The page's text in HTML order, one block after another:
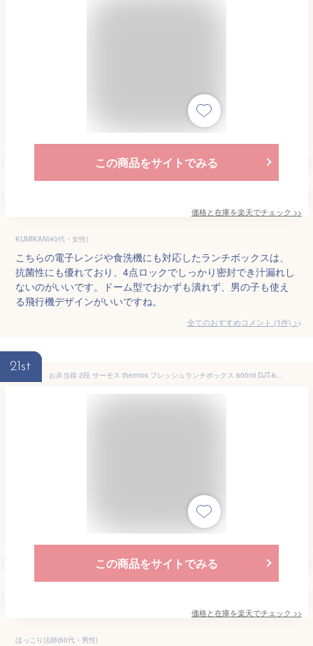
この商品をサイトでみる
価格と在庫を楽天でチェック >>
KUMIKAN(40代・女性)
こちらの電子レンジや食洗機にも対応したランチボックスは、
抗菌性にも優れており、4点ロックでしっかり密封でき汁漏れし
ないのがいいです。ドーム型でおかずも潰れず、男の子も使え
る飛行機デザインがいいですね。
全てのおすすめコメント (1件) >
21st
お弁当箱 2段 サーモス thermos フレッシュランチボックス 600ml DJT-600W （ 弁当箱 ランチボックス 女子 コンパクト レンジ対応 食洗機対応 弁当 お弁当 二段 二段弁当箱 大人 スリム 汁漏れ ランチグッズ お弁当グッズ シンプル ）
この商品をサイトでみる
価格と在庫を楽天でチェック >>
ほっこり法師(60代・男性)